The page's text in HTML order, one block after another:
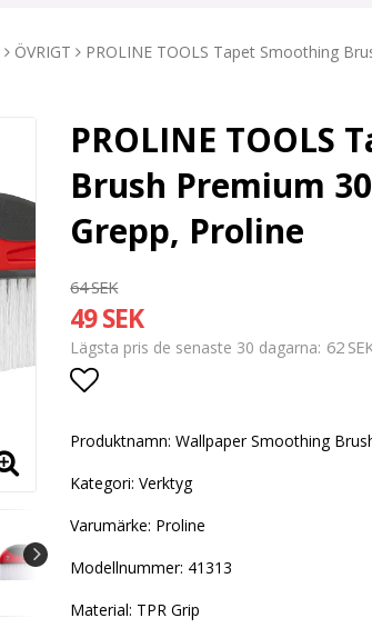
ÖVRIGT
PROLINE TOOLS Tapet Smoothing
PROLINE TOOLS
Brush Premium
Grepp, Proline
64 SEK
49 SEK
Lägsta pris de senaste 30 dagarna 62
Produktnamn: Wallpaper Smoothing
Kategori: Verktyg
Varumärke: Proline
Modellnummer: 41313
Material: TPR Grip